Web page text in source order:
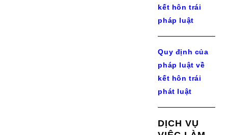
kết hôn trái
pháp luật
Quy định của
pháp luật về
kết hôn trái
phát luật
DỊCH VỤ